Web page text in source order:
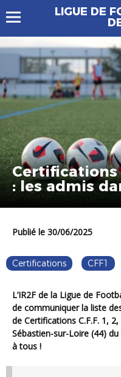
LIGUE DE
Certifications
: les admis
Publié le 30/06/2025
Certifications CFF1
L’IR2F de la Ligue de Football des Pays de la Loire a le plaisir
de communiquer la liste
de Certifications C.F.F. 1,
Sébastien-sur-Loire (44)
à tous !